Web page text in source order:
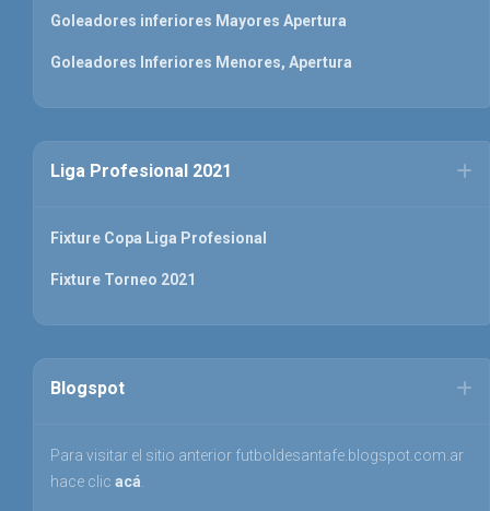
Goleadores inferiores Mayores Apertura
Goleadores Inferiores Menores, Apertura
Liga Profesional 2021
Fixture Copa Liga Profesional
Fixture Torneo 2021
Blogspot
Para visitar el sitio anterior futboldesantafe.blogspot.com.ar
hace clic acá